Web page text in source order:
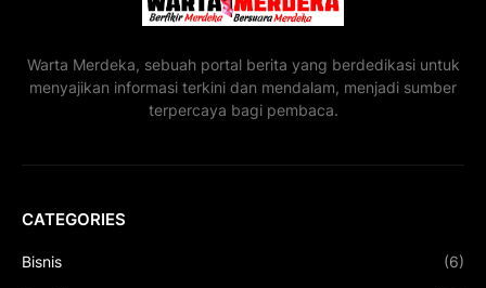
Warta Merdeka, sebuah portal berita yang berdedikasi untuk
menyajikan informasi terkini dan mendalam, menjadi sumber
terpercaya bagi pembaca.
CATEGORIES
Bisnis (6)